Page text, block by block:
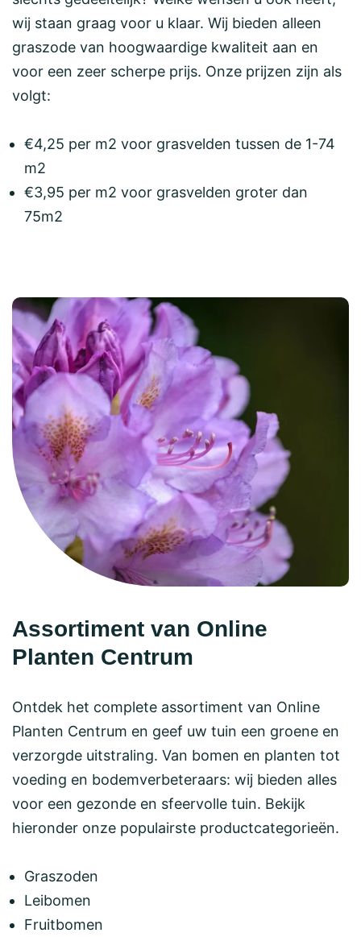
wij staan graag voor u klaar. Wij bieden alleen
graszode van hoogwaardige kwaliteit aan en
voor een zeer scherpe prijs. Onze prijzen zijn als
volgt:
€4,25 per m2 voor grasvelden tussen de 1-74
m2
€3,95 per m2 voor grasvelden groter dan
75m2
Assortiment van Online
Planten Centrum
Ontdek het complete assortiment van Online
Planten Centrum en geef uw tuin een groene en
verzorgde uitstraling. Van bomen en planten tot
voeding en bodemverbeteraars: wij bieden alles
voor een gezonde en sfeervolle tuin. Bekijk
hieronder onze populairste productcategorieën.
Graszoden
Leibomen
Fruitbomen